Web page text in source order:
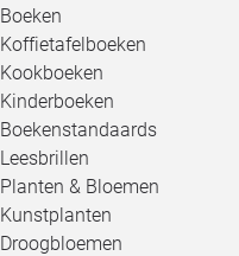
Boeken
Koffietafelboeken
Kookboeken
Kinderboeken
Boekenstandaards
Leesbrillen
Planten & Bloemen
Kunstplanten
Droogbloemen